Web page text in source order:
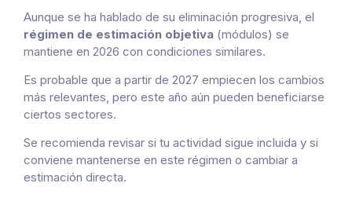
Aunque se ha hablado de su eliminación progresiva, el
régimen de estimación objetiva (módulos) se
mantiene en 2026 con condiciones similares.
Es probable que a partir de 2027 empiecen los cambios
más relevantes, pero este año aún pueden beneficiarse
ciertos sectores.
Se recomienda revisar si tu actividad sigue incluida y si
conviene mantenerse en este régimen o cambiar a
estimación directa.